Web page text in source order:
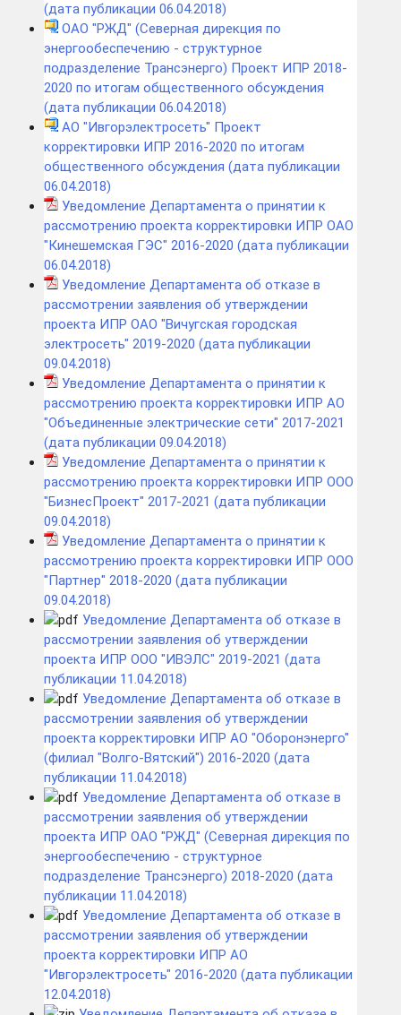
(дата публикации 06.04.2018)
ОАО "РЖД" (Северная дирекция по
энергообеспечению - структурное
подразделение Трансэнерго) Проект ИПР 2018-
2020 по итогам общественного обсуждения
(дата публикации 06.04.2018)
АО "Ивгорэлектросеть" Проект
корректировки ИПР 2016-2020 по итогам
общественного обсуждения (дата публикации
06.04.2018)
Уведомление Департамента о принятии к
рассмотрению проекта корректировки ИПР ОАО
"Кинешемская ГЭС" 2016-2020 (дата публикации
06.04.2018)
Уведомление Департамента об отказе в
рассмотрении заявления об утверждении
проекта ИПР ОАО "Вичугская городская
электросеть" 2019-2020 (дата публикации
09.04.2018)
Уведомление Департамента о принятии к
рассмотрению проекта корректировки ИПР АО
"Объединенные электрические сети" 2017-2021
(дата публикации 09.04.2018)
Уведомление Департамента о принятии к
рассмотрению проекта корректировки ИПР ООО
"БизнесПроект" 2017-2021 (дата публикации
09.04.2018)
Уведомление Департамента о принятии к
рассмотрению проекта корректировки ИПР ООО
"Партнер" 2018-2020 (дата публикации
09.04.2018)
Уведомление Департамента об отказе в
рассмотрении заявления об утверждении
проекта ИПР ООО "ИВЭЛС" 2019-2021 (дата
публикации 11.04.2018)
Уведомление Департамента об отказе в
рассмотрении заявления об утверждении
проекта корректировки ИПР АО "Оборонэнерго"
(филиал "Волго-Вятский") 2016-2020 (дата
публикации 11.04.2018)
Уведомление Департамента об отказе в
рассмотрении заявления об утверждении
проекта ИПР ОАО "РЖД" (Северная дирекция по
энергообеспечению - структурное
подразделение Трансэнерго) 2018-2020 (дата
публикации 11.04.2018)
Уведомление Департамента об отказе в
рассмотрении заявления об утверждении
проекта корректировки ИПР АО
"Ивгорэлектросеть" 2016-2020 (дата публикации
12.04.2018)